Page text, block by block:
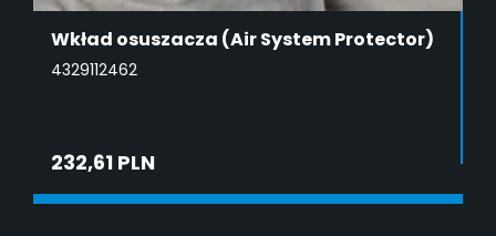
Wkład osuszacza (Air System Protector)
4329112462
232,61 PLN